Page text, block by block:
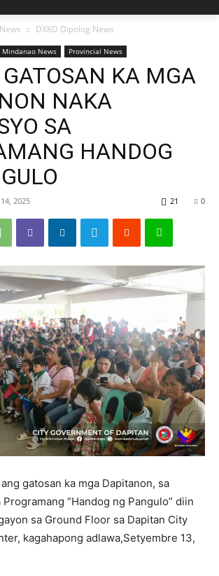
DXKD Dipolog News
Mindanao News Provincial News
KA MGA
NAKA
SA
HANDOG
2025 0
21
gatosan ka mga Dapitanon, sa
“Handog ng Pangulo” diin
sa Ground Floor sa Dapitan City
kagahapong adlawa,Setyembre 13,